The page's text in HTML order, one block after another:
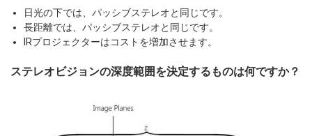
日光の下では、パッシブステレオと同じです。
長距離では、パッシブステレオと同じです。
IRプロジェクターはコストを増加させます。
ステレオビジョンの深度範囲を決定するものは何ですか？